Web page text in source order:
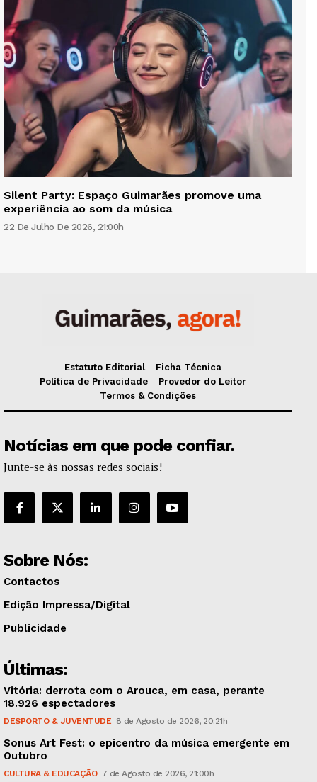
Silent Party: Espaço Guimarães promove uma
experiência ao som da música
22 De Julho De 2026, 21:00h
Estatuto Editorial
Ficha Técnica
Política de Privacidade
Provedor do Leitor
Termos & Condições
Notícias em que pode confiar.
Junte-se às nossas redes sociais!
Sobre Nós:
Contactos
Edição Impressa/Digital
Publicidade
Últimas:
Vitória: derrota com o Arouca, em casa, perante
18.926 espectadores
DESPORTO & JUVENTUDE 8 de Agosto de 2026, 20:21h
Sonus Art Fest: o epicentro da música emergente em
Outubro
CULTURA & EDUCAÇÃO 7 de Agosto de 2026, 21:00h